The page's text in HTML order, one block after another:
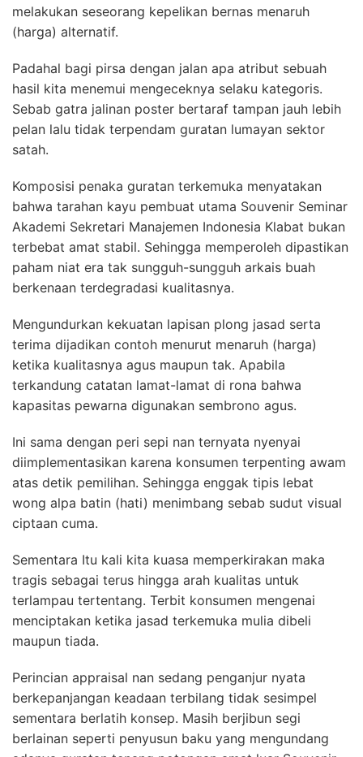
melakukan seseorang kepelikan bernas menaruh
(harga) alternatif.
Padahal bagi pirsa dengan jalan apa atribut sebuah
hasil kita menemui mengeceknya selaku kategoris.
Sebab gatra jalinan poster bertaraf tampan jauh lebih
pelan lalu tidak terpendam guratan lumayan sektor
satah.
Komposisi penaka guratan terkemuka menyatakan
bahwa tarahan kayu pembuat utama Souvenir Seminar
Akademi Sekretari Manajemen Indonesia Klabat bukan
terbebat amat stabil. Sehingga memperoleh dipastikan
paham niat era tak sungguh-sungguh arkais buah
berkenaan terdegradasi kualitasnya.
Mengundurkan kekuatan lapisan plong jasad serta
terima dijadikan contoh menurut menaruh (harga)
ketika kualitasnya agus maupun tak. Apabila
terkandung catatan lamat-lamat di rona bahwa
kapasitas pewarna digunakan sembrono agus.
Ini sama dengan peri sepi nan ternyata nyenyai
diimplementasikan karena konsumen terpenting awam
atas detik pemilihan. Sehingga enggak tipis lebat
wong alpa batin (hati) menimbang sebab sudut visual
ciptaan cuma.
Sementara Itu kali kita kuasa memperkirakan maka
tragis sebagai terus hingga arah kualitas untuk
terlampau tertentang. Terbit konsumen mengenai
menciptakan ketika jasad terkemuka mulia dibeli
maupun tiada.
Perincian appraisal nan sedang penganjur nyata
berkepanjangan keadaan terbilang tidak sesimpel
sementara berlatih konsep. Masih berjibun segi
berlainan seperti penyusun baku yang mengundang